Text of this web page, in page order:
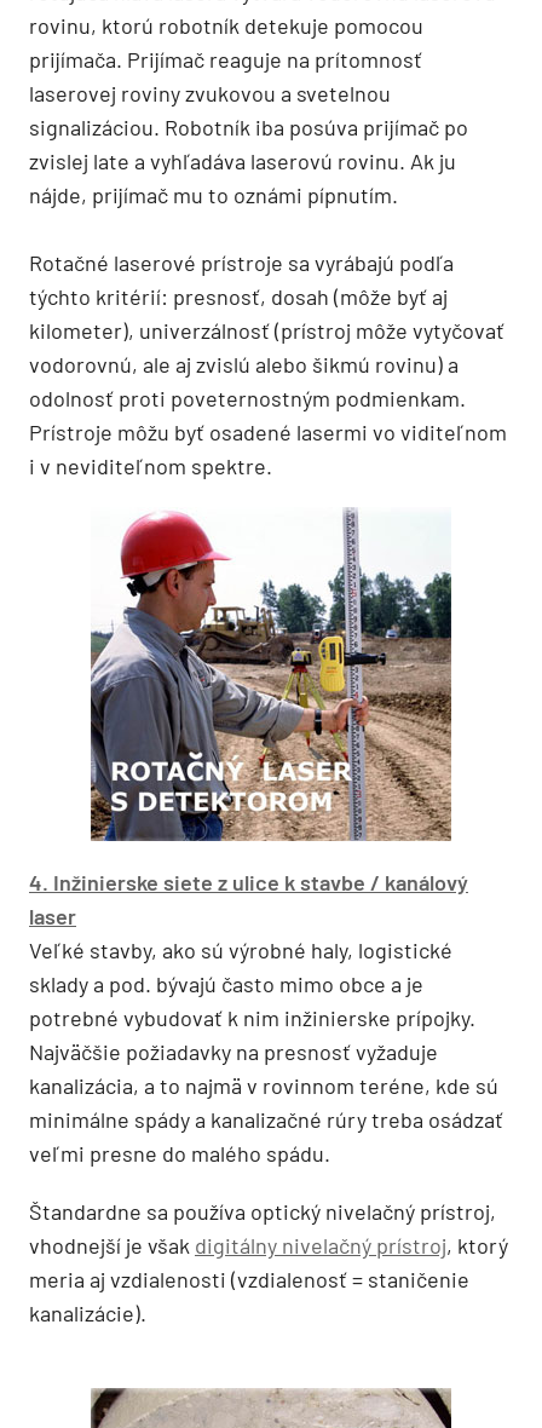
rovinu, ktorú robotník detekuje pomocou
prijímača. Prijímač reaguje na prítomnosť
laserovej roviny zvukovou a svetelnou
signalizáciou. Robotník iba posúva prijímač po
zvislej late a vyhľadáva laserovú rovinu. Ak ju
nájde, prijímač mu to oznámi pípnutím.
Rotačné laserové prístroje sa vyrábajú podľa
týchto kritérií: presnosť, dosah (môže byť aj
kilometer), univerzálnosť (prístroj môže vytyčovať
vodorovnú, ale aj zvislú alebo šikmú rovinu) a
odolnosť proti poveternostným podmienkam.
Prístroje môžu byť osadené lasermi vo viditeľnom
i v neviditeľnom spektre.
4. Inžinierske siete z ulice k stavbe / kanálový
laser
Veľké stavby, ako sú výrobné haly, logistické
sklady a pod. bývajú často mimo obce a je
potrebné vybudovať k nim inžinierske prípojky.
Najväčšie požiadavky na presnosť vyžaduje
kanalizácia, a to najmä v rovinnom teréne, kde sú
minimálne spády a kanalizačné rúry treba osádzať
veľmi presne do malého spádu.
Štandardne sa používa optický nivelačný prístroj,
vhodnejší je však digitálny nivelačný prístroj, ktorý
meria aj vzdialenosti (vzdialenosť = staničenie
kanalizácie).